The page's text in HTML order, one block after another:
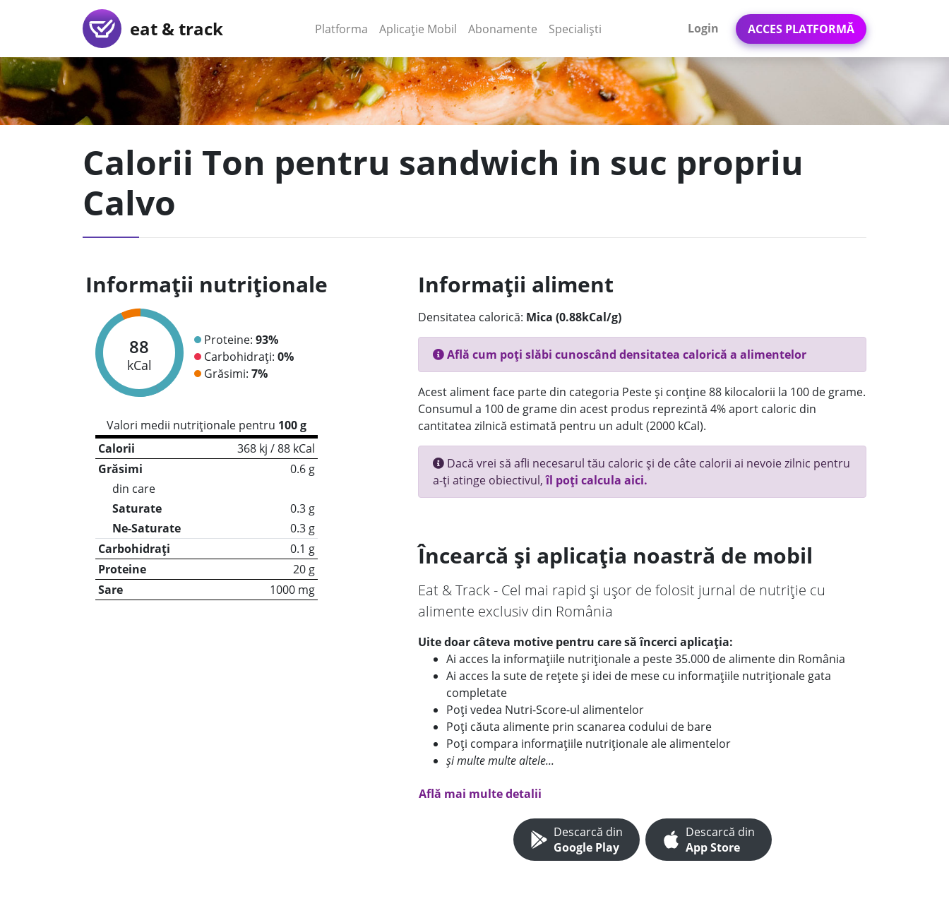
eat & track Platforma (current)
Aplicație Mobil (current)
Abonamente Specialiști Login ACCES PLATFORMĂ
Calorii Ton pentru sandwich in suc propriu
Calvo
Informații nutriționale
88
kCal
Proteine: 93%
Carbohidrați: 0%
Grăsimi: 7%
Valori medii nutriționale pentru 100 g
Calorii
368 kj / 88 kCal
Grăsimi
0.6 g
din care
Saturate
0.3 g
Ne-Saturate
0.3 g
Carbohidrați
0.1 g
Proteine
20 g
Sare
1000 mg
Informații aliment
Densitatea calorică: Mica (0.88kCal/g)
Află cum poți slăbi cunoscând densitatea calorică a alimentelor
Acest aliment face parte din categoria Peste și conține 88 kilocalorii la 100 de grame.
Consumul a 100 de grame din acest produs reprezintă 4% aport caloric din
cantitatea zilnică estimată pentru un adult (2000 kCal).
Dacă vrei să afli necesarul tău caloric și de câte calorii ai nevoie zilnic pentru
a-ți atinge obiectivul,îl poți calcula aici.
Încearcă și aplicația noastră de mobil
Eat & Track - Cel mai rapid și ușor de folosit jurnal de nutriție cu
alimente exclusiv din România
Uite doar câteva motive pentru care să încerci aplicația:
Ai acces la informațiile nutriționale a peste 35.000 de alimente din România
Ai acces la sute de rețete și idei de mese cu informațiile nutriționale gata
completate
Poți vedea Nutri-Score-ul alimentelor
Poți căuta alimente prin scanarea codului de bare
Poți compara informațiile nutriționale ale alimentelor
și multe multe altele...
Află mai multe detalii
Descarcă din
Google Play
Descarcă din
App Store